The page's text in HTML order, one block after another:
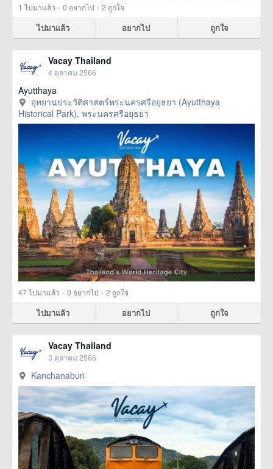
1 ไปมาแล้ว · 0 อยากไป · 2 ถูกใจ
ไปมาแล้ว อยากไป ถูกใจ
Vacay Thailand
4 ตุลาคม 2566
Ayutthaya
อุทยานประวัติศาสตร์พระนครศรีอยุธยา (Ayutthaya
Historical Park), พระนครศรีอยุธยา
47ไปมาแล้ว · 0 อยากไป · 2 ถูกใจ
ไปมาแล้ว อยากไป ถูกใจ
Vacay Thailand
3 ตุลาคม 2566
Kanchanaburi